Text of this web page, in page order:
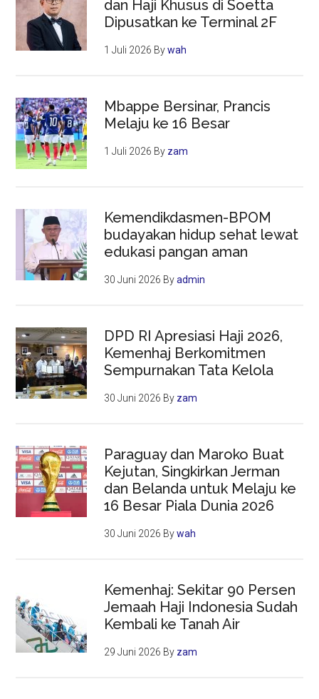
dan Haji Khusus di Soetta
Dipusatkan ke Terminal 2F
1 Juli 2026 Bywah
Mbappe Bersinar, Prancis
Melaju ke 16 Besar
1 Juli 2026 By zam
Kemendikdasmen-BPOM
budayakan hidup sehat lewat
edukasi pangan aman
30 Juni 2026 Byadmin
DPD RI Apresiasi Haji 2026,
Kemenhaj Berkomitmen
Sempurnakan Tata Kelola
30 Juni 2026 By zam
Paraguay dan Maroko Buat
Kejutan, Singkirkan Jerman
dan Belanda untuk Melaju ke
16 Besar Piala Dunia 2026
30 Juni 2026 Bywah
Kemenhaj: Sekitar 90 Persen
Jemaah Haji Indonesia Sudah
Kembali ke Tanah Air
29 Juni 2026 By zam